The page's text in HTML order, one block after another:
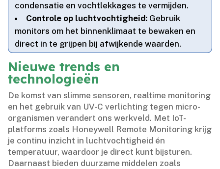
condensatie en vochtlekkages te vermijden.​
Controle op luchtvochtigheid: Gebruik
monitors om het binnenklimaat te bewaken en
direct in te grijpen bij afwijkende waarden.​
Nieuwe trends en
technologieën
De komst van slimme sensoren, realtime monitoring
en het gebruik van UV-C verlichting tegen micro-
organismen verandert ons werkveld.​ Met IoT-
platforms zoals Honeywell Remote Monitoring krijg
je continu inzicht in luchtvochtigheid én
temperatuur, waardoor je direct kunt bijsturen.​
Daarnaast bieden duurzame middelen zoals